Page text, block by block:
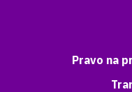
Pravo na